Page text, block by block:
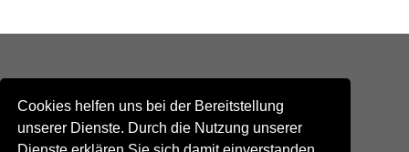
Cookies helfen uns bei der Bereitstellung
unserer Dienste. Durch die Nutzung unserer